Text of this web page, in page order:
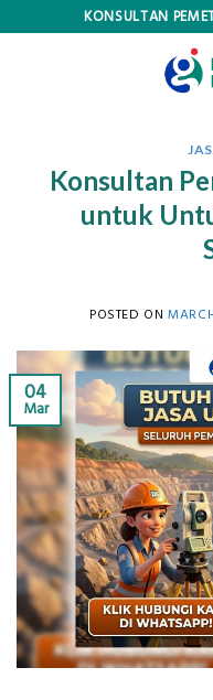
KONSULTAN
Konsultan
untuk
POSTED ON
04
Mar